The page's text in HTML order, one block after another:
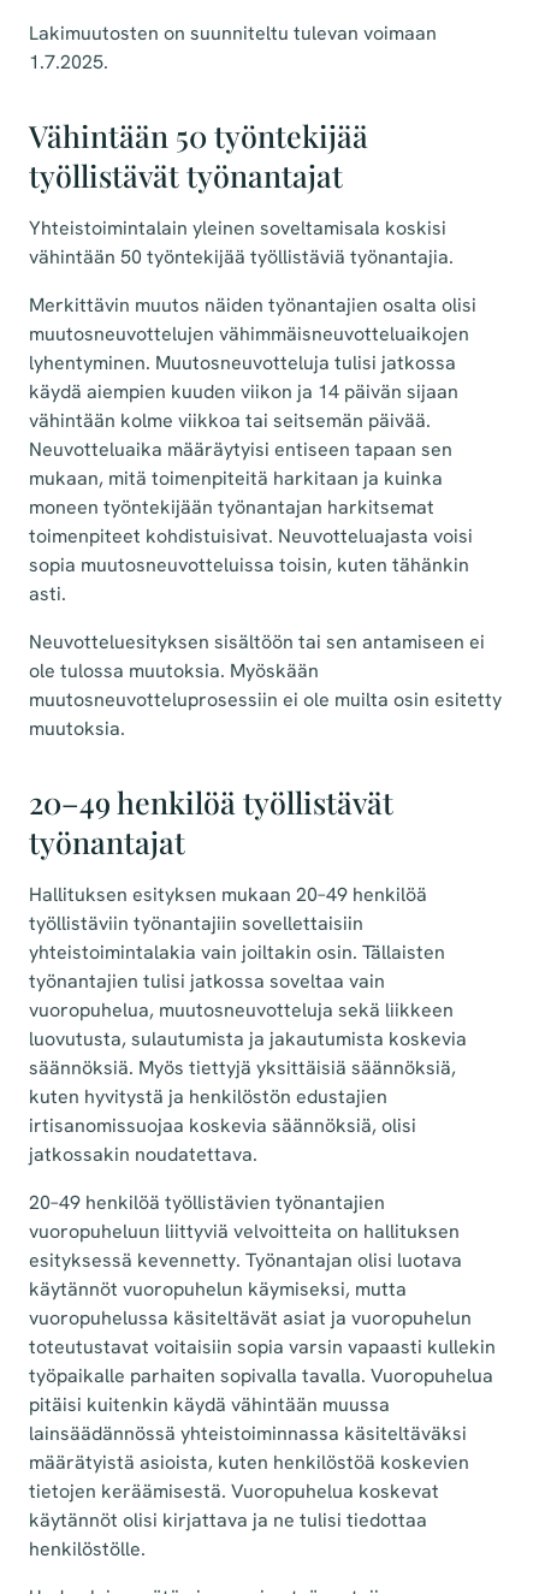
Lakimuutosten on suunniteltu tulevan voimaan
1.7.2025.
Vähintään 50 työntekijää
työllistävät työnantajat
Yhteistoimintalain yleinen soveltamisala koskisi
vähintään 50 työntekijää työllistäviä työnantajia.
Merkittävin muutos näiden työnantajien osalta olisi
muutosneuvottelujen vähimmäisneuvotteluaikojen
lyhentyminen. Muutosneuvotteluja tulisi jatkossa
käydä aiempien kuuden viikon ja 14 päivän sijaan
vähintään kolme viikkoa tai seitsemän päivää.
Neuvotteluaika määräytyisi entiseen tapaan sen
mukaan, mitä toimenpiteitä harkitaan ja kuinka
moneen työntekijään työnantajan harkitsemat
toimenpiteet kohdistuisivat. Neuvotteluajasta voisi
sopia muutosneuvotteluissa toisin, kuten tähänkin
asti.
Neuvotteluesityksen sisältöön tai sen antamiseen ei
ole tulossa muutoksia. Myöskään
muutosneuvotteluprosessiin ei ole muilta osin esitetty
muutoksia.
20–49 henkilöä työllistävät
työnantajat
Hallituksen esityksen mukaan 20–49 henkilöä
työllistäviin työnantajiin sovellettaisiin
yhteistoimintalakia vain joiltakin osin. Tällaisten
työnantajien tulisi jatkossa soveltaa vain
vuoropuhelua, muutosneuvotteluja sekä liikkeen
luovutusta, sulautumista ja jakautumista koskevia
säännöksiä. Myös tiettyjä yksittäisiä säännöksiä,
kuten hyvitystä ja henkilöstön edustajien
irtisanomissuojaa koskevia säännöksiä, olisi
jatkossakin noudatettava.
20–49 henkilöä työllistävien työnantajien
vuoropuheluun liittyviä velvoitteita on hallituksen
esityksessä kevennetty. Työnantajan olisi luotava
käytännöt vuoropuhelun käymiseksi, mutta
vuoropuhelussa käsiteltävät asiat ja vuoropuhelun
toteutustavat voitaisiin sopia varsin vapaasti kullekin
työpaikalle parhaiten sopivalla tavalla. Vuoropuhelua
pitäisi kuitenkin käydä vähintään muussa
lainsäädännössä yhteistoiminnassa käsiteltäväksi
määrätyistä asioista, kuten henkilöstöä koskevien
tietojen keräämisestä. Vuoropuhelua koskevat
käytännöt olisi kirjattava ja ne tulisi tiedottaa
henkilöstölle.